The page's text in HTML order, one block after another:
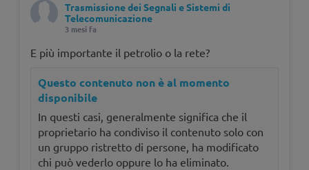
Trasmissione dei Segnali e Sistemi di
Telecomunicazione
3 mesi fa
E più importante il petrolio o la rete?
Questo contenuto non è al momento
disponibile
In questi casi, generalmente significa che il
proprietario ha condiviso il contenuto solo con
un gruppo ristretto di persone, ha modificato
chi può vederlo oppure lo ha eliminato.